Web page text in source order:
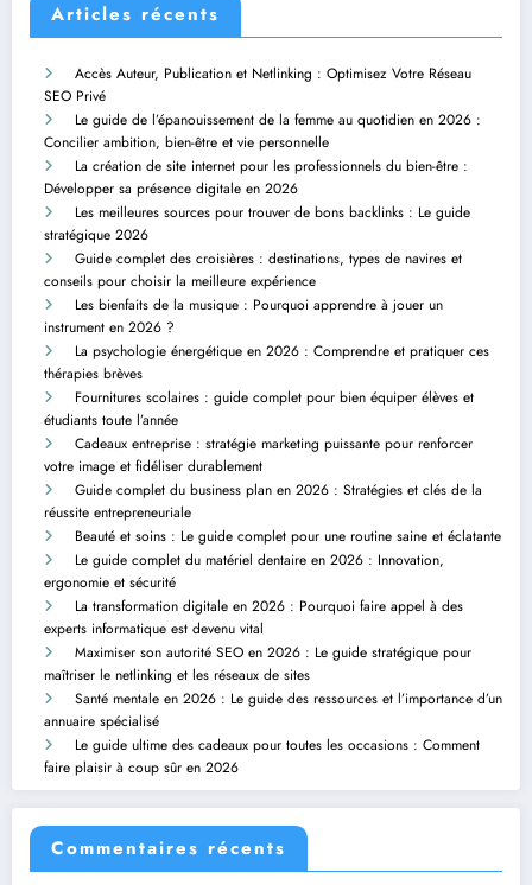
Articles récents
Accès Auteur, Publication et Netlinking : Optimisez Votre Réseau
SEO Privé
Le guide de l’épanouissement de la femme au quotidien en 2026 :
Concilier ambition, bien-être et vie personnelle
La création de site internet pour les professionnels du bien-être :
Développer sa présence digitale en 2026
Les meilleures sources pour trouver de bons backlinks : Le guide
stratégique 2026
Guide complet des croisières : destinations, types de navires et
conseils pour choisir la meilleure expérience
Les bienfaits de la musique : Pourquoi apprendre à jouer un
instrument en 2026 ?
La psychologie énergétique en 2026 : Comprendre et pratiquer ces
thérapies brèves
Fournitures scolaires : guide complet pour bien équiper élèves et
étudiants toute l’année
Cadeaux entreprise : stratégie marketing puissante pour renforcer
votre image et fidéliser durablement
Guide complet du business plan en 2026 : Stratégies et clés de la
réussite entrepreneuriale
Beauté et soins : Le guide complet pour une routine saine et éclatante
Le guide complet du matériel dentaire en 2026 : Innovation,
ergonomie et sécurité
La transformation digitale en 2026 : Pourquoi faire appel à des
experts informatique est devenu vital
Maximiser son autorité SEO en 2026 : Le guide stratégique pour
maîtriser le netlinking et les réseaux de sites
Santé mentale en 2026 : Le guide des ressources et l’importance d’un
annuaire spécialisé
Le guide ultime des cadeaux pour toutes les occasions : Comment
faire plaisir à coup sûr en 2026
Commentaires récents